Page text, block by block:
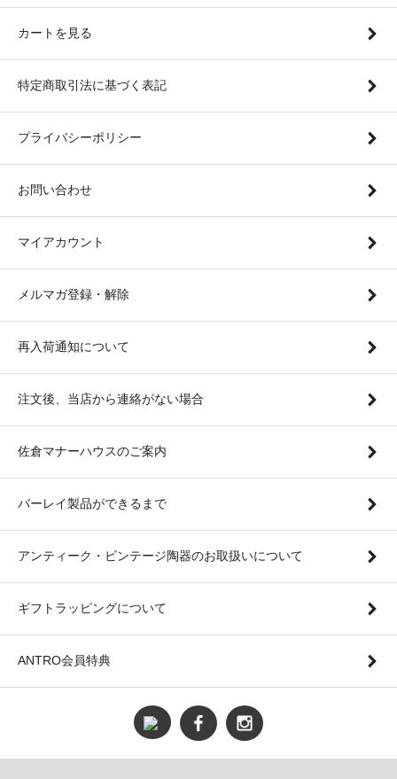
カートを見る
特定商取引法に基づく表記
プライバシーポリシー
お問い合わせ
マイアカウント
メルマガ登録・解除
再入荷通知について
注文後、当店から連絡がない場合
佐倉マナーハウスのご案内
バーレイ製品ができるまで
アンティーク・ビンテージ陶器のお取扱いについて
ギフトラッピングについて
ANTRO会員特典